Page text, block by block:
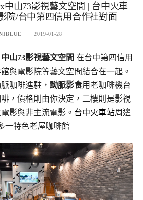
中山73影視藝文空間 | 台中火車
院/台中第四信用合作社對面
2019-01-28
中山73影視藝文空間 在台中第四信用
與電影院等藝文空間結合在一起。
咖啡進駐， 黝脈影食用老咖啡機台
，價格則由你決定，二樓則是影視
影與非主流電影。 台中火車站周邊
一特色老屋咖啡館